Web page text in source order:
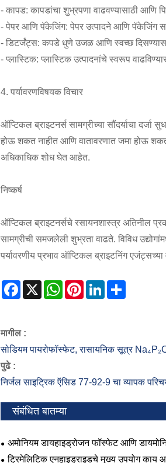
- कापड: कापडांचा शुभ्रपणा वाढवण्यासाठी आणि
- पेपर आणि पॅकेजिंग: पेपर उत्पादने आणि पॅकेजिंग
- डिटर्जंट्स: कपडे धुणे उजळ आणि स्वच्छ
- प्लास्टिक: प्लास्टिक उत्पादनांचे स्वरूप
4. पर्यावरणविषयक विचार
ऑप्टिकल ब्राइटनर्स सामग्रीच्या सौंदर्याचा दर्जा
होऊ शकत नाहीत आणि वातावरणात जमा होऊ
अधिकाधिक शोध घेत आहेत.
निष्कर्ष
ऑप्टिकल ब्राइटनर्सचे रसायनशास्त्र अतिनील
सामग्रीची समजलेली शुभ्रता वाढते. विविध
पर्यावरणीय प्रभाव ऑप्टिकल ब्राइटनिंग
Facebook
X WhatsAppPinterestLinkedIn
मागील :
सोडियम पायरोफॉस्फेट, रासायनिक सूत्र
पुढे :
निर्जल साइट्रिक ऍसिड 77-92-9 चा व्यापक
संबंधित बातम्या
अमोनियम डायहाइड्रोजन फॉस्फेट आणि
फरक काय आहे?
ट्रिमेलिटिक एनहाइड्राइडचे मुख्य उपयोग काय